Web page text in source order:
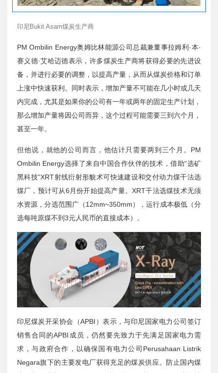
印尼Bukit Asam煤炭生产商
PM Ombilin Energy奥姆比林能源公司总裁兼董事拉姆利·本·
赛义德·艾哈迈德表示，许多煤炭生产商将获得必要的先进设
备，并进行必要的调整，以提高产量，从而从煤炭价格和订单
上涨中快速获利。同时表示，增加产量不可能在几小时或几天
内完成，尤其是如果你的公司有一年或两年的固定生产计划，
那么增加产量将因公司而异，这个过程可能需要三到六个月，
甚至一年。
但他说，就他的公司而言，他估计只需要两到三个月。PM
Ombilin Energy选择了来自中国合作伙伴的技术，借助“选矿
黑科技”XRT射线衍射形貌术可快速建设和交付动力煤干法选
煤厂，预计可从6月份开始提高产量。XRT干法选煤技术无须
水资源，分选范围广（12mm~350mm），运行成本极低（分
选每吨原煤不到3元人民币的直接成本）。
印尼煤炭开采协会（APBI）表示，与印尼国家电力公司签订
销售合同的APBI成员，仍然要先致力于先满足国家电力需
求，与政府合作，以确保国有电力公司Perusahaan Listrik
Negara旗下的主要发电厂获得充足的煤炭供应。防止国内煤